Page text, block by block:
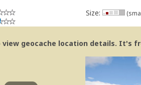
Reviewer
Size:
view geocache location details. It's